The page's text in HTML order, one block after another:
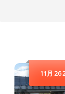
11月 26